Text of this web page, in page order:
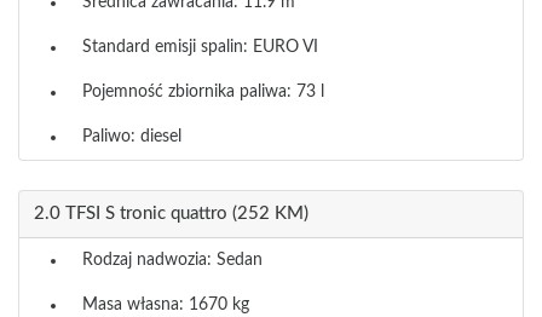
Standard emisji spalin: EURO VI
Pojemność zbiornika paliwa: 73 l
Paliwo: diesel
2.0 TFSI S tronic quattro (252 KM)
Rodzaj nadwozia: Sedan
Masa własna: 1670 kg